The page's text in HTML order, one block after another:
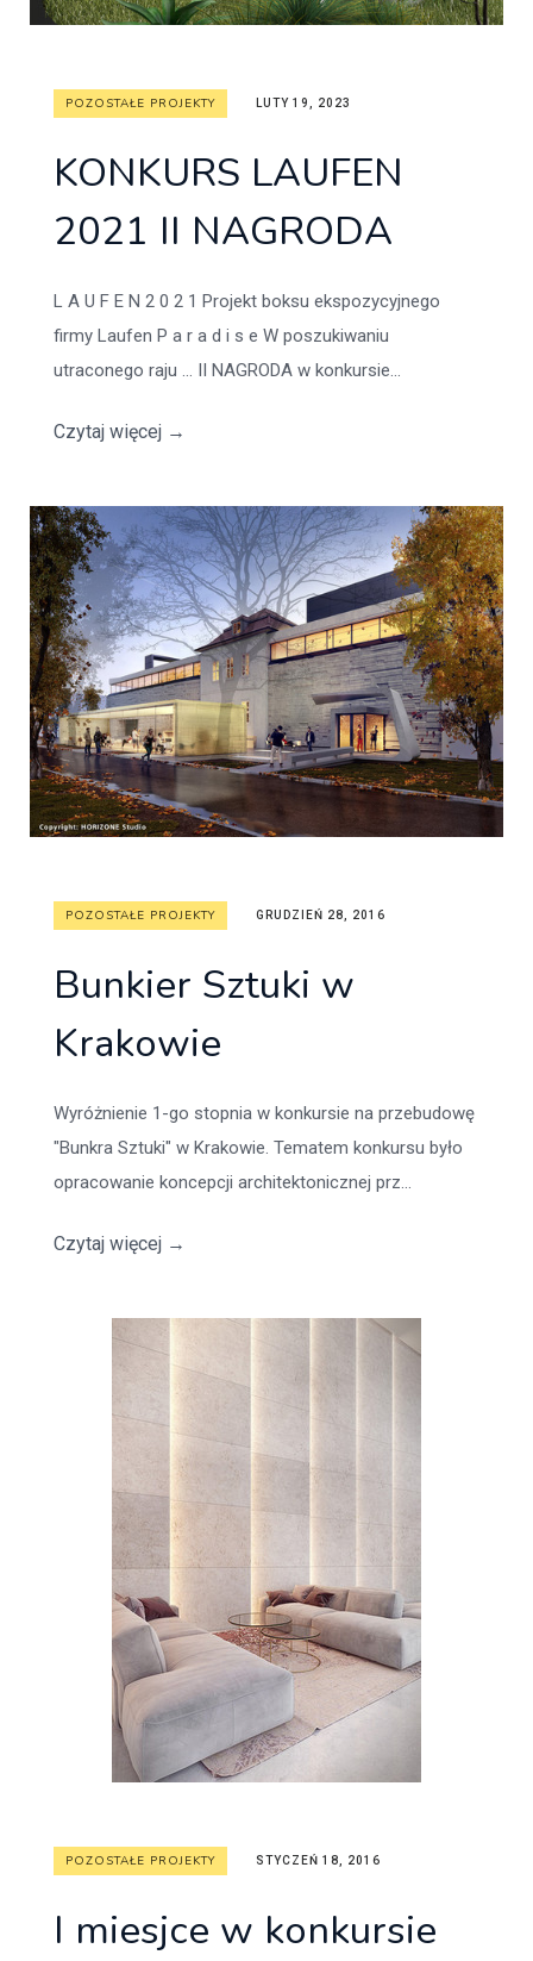
POZOSTAŁE PROJEKTY LUTY 19, 2023
KONKURS LAUFEN
2021 II NAGRODA
L A U F E N 2 0 2 1 Projekt boksu ekspozycyjnego
firmy Laufen P a r a d i s e W poszukiwaniu
utraconego raju … II NAGRODA w konkursie...
Czytaj więcej →
POZOSTAŁE PROJEKTY GRUDZIEŃ 28, 2016
Bunkier Sztuki w
Krakowie
Wyróżnienie 1-go stopnia w konkursie na przebudowę
"Bunkra Sztuki" w Krakowie. Tematem konkursu było
opracowanie koncepcji architektonicznej prz...
Czytaj więcej →
POZOSTAŁE PROJEKTY STYCZEŃ 18, 2016
I miesjce w konkursie